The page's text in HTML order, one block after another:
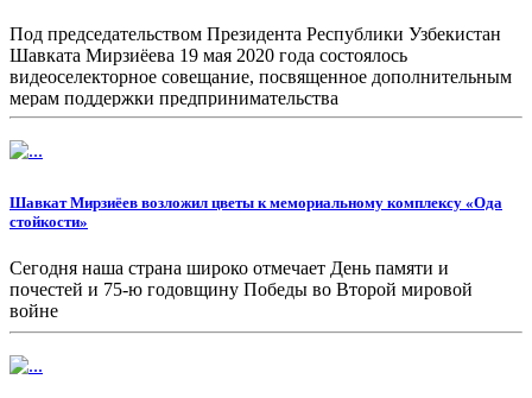
Под председательством Президента Республики Узбекистан
Шавката Мирзиёева 19 мая 2020 года состоялось
видеоселекторное совещание, посвященное дополнительным
мерам поддержки предпринимательства
Шавкат Мирзиёев возложил цветы к мемориальному комплексу «Ода
стойкости»
Сегодня наша страна широко отмечает День памяти и
почестей и 75-ю годовщину Победы во Второй мировой
войне